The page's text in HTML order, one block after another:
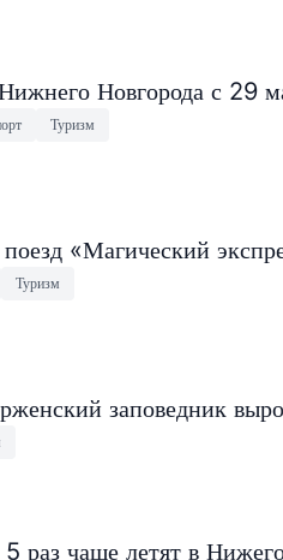
Новгорода с 29
Туризм
«Магический
Туризм
заповедник
раз чаще летят в